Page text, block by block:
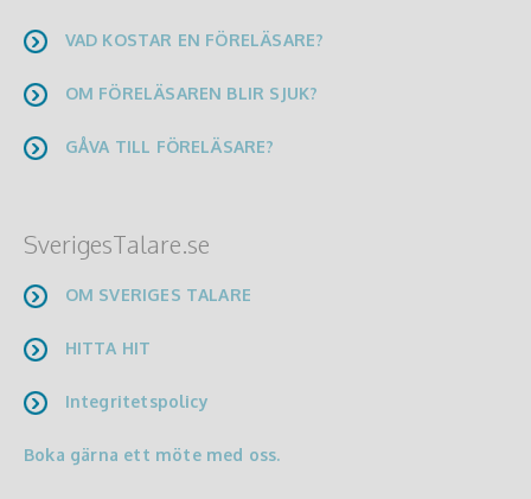
VAD KOSTAR EN FÖRELÄSARE?
OM FÖRELÄSAREN BLIR SJUK?
GÅVA TILL FÖRELÄSARE?
SverigesTalare.se
OM SVERIGES TALARE
HITTA HIT
Integritetspolicy
Boka gärna ett möte med oss.